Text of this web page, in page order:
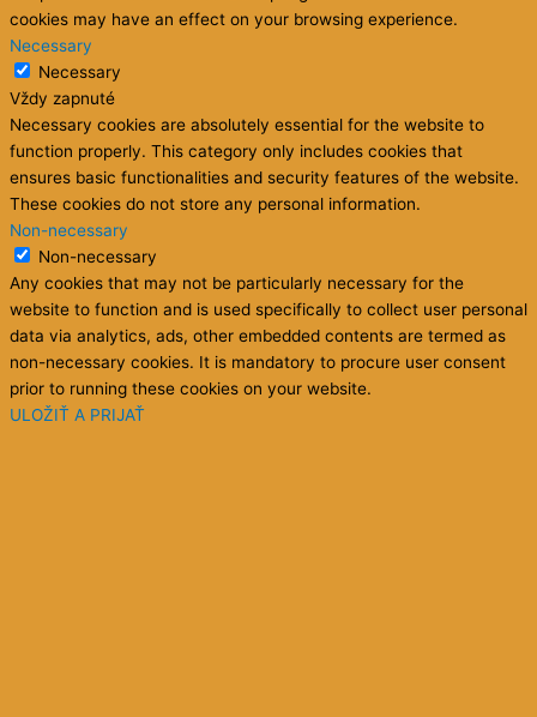
cookies may have an effect on your browsing experience.
Necessary
Necessary
Vždy zapnuté
Necessary cookies are absolutely essential for the website to
function properly. This category only includes cookies that
ensures basic functionalities and security features of the website.
These cookies do not store any personal information.
Non-necessary
Non-necessary
Any cookies that may not be particularly necessary for the
website to function and is used specifically to collect user personal
data via analytics, ads, other embedded contents are termed as
non-necessary cookies. It is mandatory to procure user consent
prior to running these cookies on your website.
ULOŽIŤ A PRIJAŤ